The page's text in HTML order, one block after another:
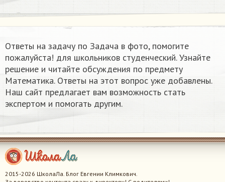
Ответы на задачу по Задача в фото, помогите
пожалуйста! для школьников студенческий. Узнайте
решение и читайте обсуждения по предмету
Математика. Ответы на этот вопрос уже добавлены.
Наш сайт предлагает вам возможность стать
экспертом и помогать другим.
2015-2026 ШколаЛа. Блог Евгении Климкович.